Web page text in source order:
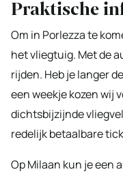
Praktische
Om in Porlezza te
het vliegtuig. Met de
rijden. Heb je langer
een weekje kozen wij
dichtsbijzijnde
redelijk betaalbare
Op Milaan kun je een